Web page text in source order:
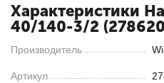
Характеристики
40/140-3/2
Производитель
Артикул